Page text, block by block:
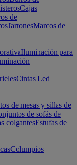
Cajas
de
JarronesMarcos de
Iluminación para
Cintas Led
de mesas y sillas de
de sofás de
colgantesEstufas de
Columpios